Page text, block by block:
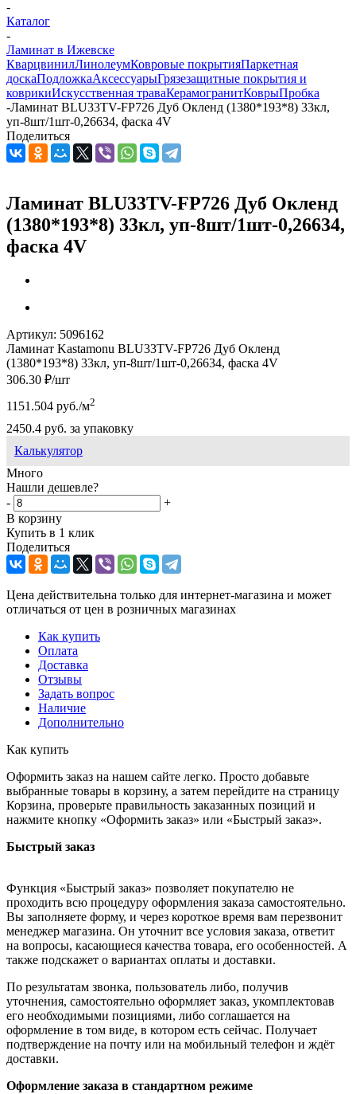
-
Каталог
-
Ламинат в Ижевске
КварцвинилЛинолеумКовровые покрытияПаркетная
доскаПодложкаАксессуарыГрязезащитные покрытия и
коврикиИскусственная траваКерамогранитКоврыПробка
-Ламинат BLU33TV-FP726 Дуб Окленд (1380*193*8) 33кл,
уп-8шт/1шт-0,26634, фаска 4V
Поделиться
Ламинат BLU33TV-FP726 Дуб Окленд
(1380*193*8) 33кл, уп-8шт/1шт-0,26634,
фаска 4V
Артикул: 5096162
Ламинат Kastamonu BLU33TV-FP726 Дуб Окленд
(1380*193*8) 33кл, уп-8шт/1шт-0,26634, фаска 4V
306.30 ₽/шт
1151.504 руб./м2
2450.4 руб. за упаковку
Калькулятор
Много
Нашли дешевле?
-
+
В корзину
Купить в 1 клик
Поделиться
Цена действительна только для интернет-магазина и может
отличаться от цен в розничных магазинах
Как купить
Оплата
Доставка
Отзывы
Задать вопрос
Наличие
Дополнительно
Как купить
Оформить заказ на нашем сайте легко. Просто добавьте
выбранные товары в корзину, а затем перейдите на страницу
Корзина, проверьте правильность заказанных позиций и
нажмите кнопку «Оформить заказ» или «Быстрый заказ».
Быстрый заказ
Функция «Быстрый заказ» позволяет покупателю не
проходить всю процедуру оформления заказа самостоятельно.
Вы заполняете форму, и через короткое время вам перезвонит
менеджер магазина. Он уточнит все условия заказа, ответит
на вопросы, касающиеся качества товара, его особенностей. А
также подскажет о вариантах оплаты и доставки.
По результатам звонка, пользователь либо, получив
уточнения, самостоятельно оформляет заказ, укомплектовав
его необходимыми позициями, либо соглашается на
оформление в том виде, в котором есть сейчас. Получает
подтверждение на почту или на мобильный телефон и ждёт
доставки.
Оформление заказа в стандартном режиме